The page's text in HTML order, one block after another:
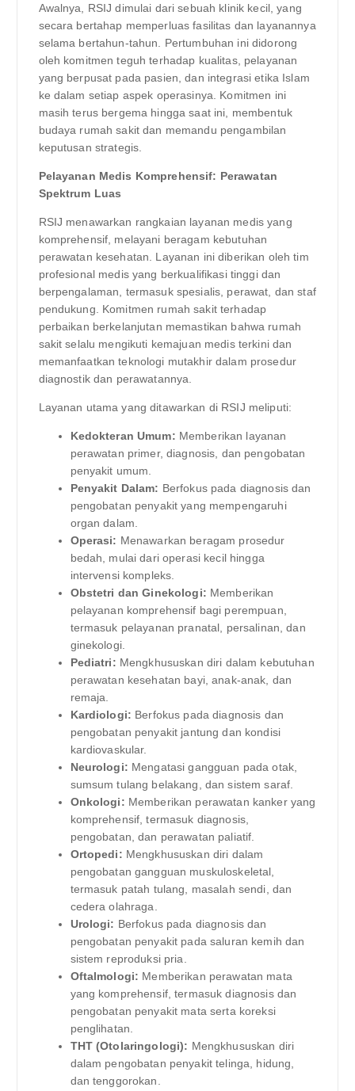
Awalnya, RSIJ dimulai dari sebuah klinik kecil, yang
secara bertahap memperluas fasilitas dan layanannya
selama bertahun-tahun. Pertumbuhan ini didorong
oleh komitmen teguh terhadap kualitas, pelayanan
yang berpusat pada pasien, dan integrasi etika Islam
ke dalam setiap aspek operasinya. Komitmen ini
masih terus bergema hingga saat ini, membentuk
budaya rumah sakit dan memandu pengambilan
keputusan strategis.
Pelayanan Medis Komprehensif: Perawatan
Spektrum Luas
RSIJ menawarkan rangkaian layanan medis yang
komprehensif, melayani beragam kebutuhan
perawatan kesehatan. Layanan ini diberikan oleh tim
profesional medis yang berkualifikasi tinggi dan
berpengalaman, termasuk spesialis, perawat, dan staf
pendukung. Komitmen rumah sakit terhadap
perbaikan berkelanjutan memastikan bahwa rumah
sakit selalu mengikuti kemajuan medis terkini dan
memanfaatkan teknologi mutakhir dalam prosedur
diagnostik dan perawatannya.
Layanan utama yang ditawarkan di RSIJ meliputi:
Kedokteran Umum: Memberikan layanan
perawatan primer, diagnosis, dan pengobatan
penyakit umum.
Penyakit Dalam: Berfokus pada diagnosis dan
pengobatan penyakit yang mempengaruhi
organ dalam.
Operasi: Menawarkan beragam prosedur
bedah, mulai dari operasi kecil hingga
intervensi kompleks.
Obstetri dan Ginekologi: Memberikan
pelayanan komprehensif bagi perempuan,
termasuk pelayanan pranatal, persalinan, dan
ginekologi.
Pediatri: Mengkhususkan diri dalam kebutuhan
perawatan kesehatan bayi, anak-anak, dan
remaja.
Kardiologi: Berfokus pada diagnosis dan
pengobatan penyakit jantung dan kondisi
kardiovaskular.
Neurologi: Mengatasi gangguan pada otak,
sumsum tulang belakang, dan sistem saraf.
Onkologi: Memberikan perawatan kanker yang
komprehensif, termasuk diagnosis,
pengobatan, dan perawatan paliatif.
Ortopedi: Mengkhususkan diri dalam
pengobatan gangguan muskuloskeletal,
termasuk patah tulang, masalah sendi, dan
cedera olahraga.
Urologi: Berfokus pada diagnosis dan
pengobatan penyakit pada saluran kemih dan
sistem reproduksi pria.
Oftalmologi: Memberikan perawatan mata
yang komprehensif, termasuk diagnosis dan
pengobatan penyakit mata serta koreksi
penglihatan.
THT (Otolaringologi): Mengkhususkan diri
dalam pengobatan penyakit telinga, hidung,
dan tenggorokan.